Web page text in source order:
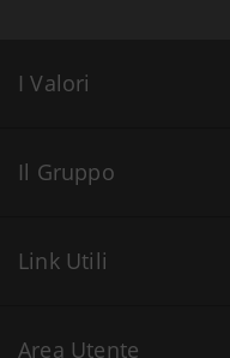
I Valori
Il Gruppo
Link Utili
Area Utente